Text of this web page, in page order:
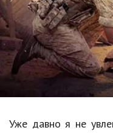
Образование
В мире
Культура
Авто, мото
Спорт
Уже давно я не